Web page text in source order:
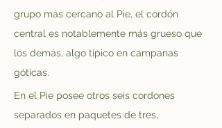
grupo más cercano al Pie, el cordón
central es notablemente más grueso que
los demás, algo típico en campanas
góticas.
En el Pie posee otros seis cordones
separados en paquetes de tres,